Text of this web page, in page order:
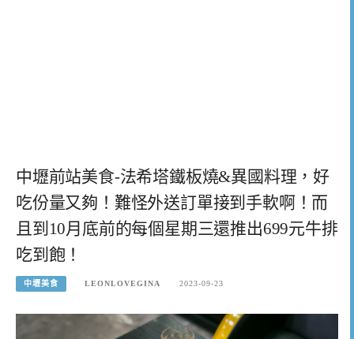
中壢前站美食-法希塔鐵板燒&異國料理，好
吃份量又夠！難怪外送訂單接到手軟啊！而
且到10月底前的每個星期三還推出699元牛排
吃到飽！
中壢美食 LEONLOVEGINA 2023-09-23